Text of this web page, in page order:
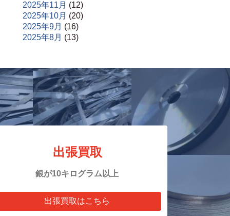
2025年11月 (12)
2025年10月 (20)
2025年9月 (16)
2025年8月 (13)
出張買取
銀が10キログラム以上
出張買取はこちら